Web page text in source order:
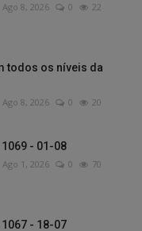
Ago 8, 2026 0 22
todos os níveis da
Ago 8, 2026 0 20
1069 - 01-08
Ago 1, 2026 0 70
1067 - 18-07